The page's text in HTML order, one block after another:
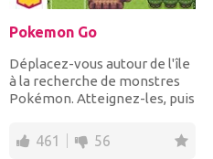
Pokemon Go
Déplacez-vous autour de l'île
à la recherche de monstres
Pokémon. Atteignez-les, puis
461 56